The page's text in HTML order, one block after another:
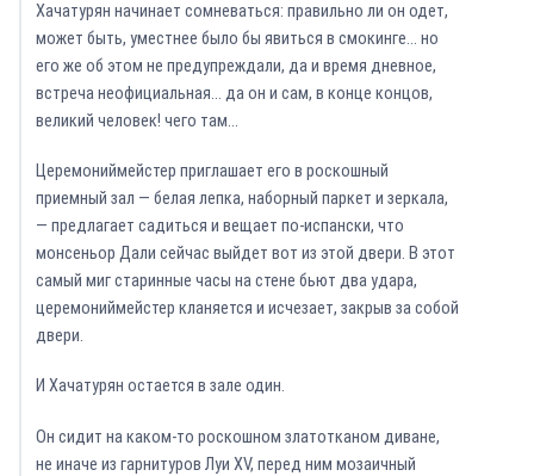
Хачатурян начинает сомневаться: правильно ли он одет,
может быть, уместнее было бы явиться в смокинге… но
его же об этом не предупреждали, да и время дневное,
встреча неофициальная… да он и сам, в конце концов,
великий человек! чего там…
Церемониймейстер приглашает его в роскошный
приемный зал — белая лепка, наборный паркет и зеркала,
— предлагает садиться и вещает по-испански, что
монсеньор Дали сейчас выйдет вот из этой двери. В этот
самый миг старинные часы на стене бьют два удара,
церемониймейстер кланяется и исчезает, закрыв за собой
двери.
И Хачатурян остается в зале один.
Он сидит на каком-то роскошном златотканом диване,
не иначе из гарнитуров Луи XV, перед ним мозаичный